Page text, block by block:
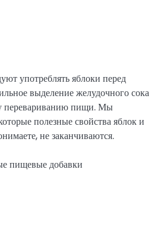
употреблять яблоки перед
выделение желудочного сока
перевариванию пищи. Мы
полезные свойства яблок и
не заканчиваются.
пищевые добавки